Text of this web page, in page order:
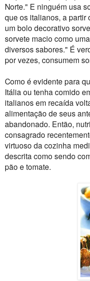
Norte." E ninguém usa
que os italianos, a partir
um bolo decorativo
sorvete macio como
diversos sabores." É
por vezes, consumem
Como é evidente para
Itália ou tenha comido
italianos em recaída
alimentação de seus
abandonado. Então,
consagrado
virtuoso da cozinha
descrita como sendo
pão e tomate.